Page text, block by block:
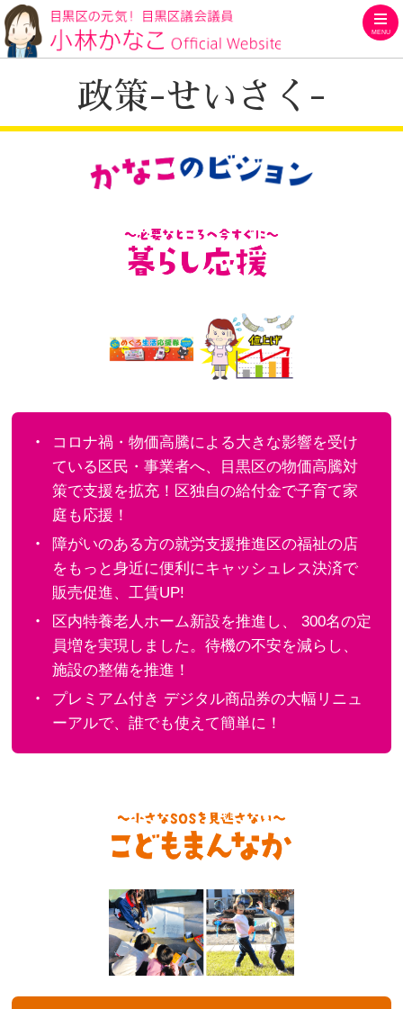
MENU
政策-せいさく-
コロナ禍・物価高騰による大きな影響を受け
ている区民・事業者へ、目黒区の物価高騰対
策で支援を拡充！区独自の給付金で子育て家
庭も応援！
障がいのある方の就労支援推進区の福祉の店
をもっと身近に便利にキャッシュレス決済で
販売促進、工賃UP!
区内特養老人ホーム新設を推進し、 300名の定
員増を実現しました。待機の不安を減らし、
施設の整備を推進！
プレミアム付き デジタル商品券の大幅リニュ
ーアルで、誰でも使えて簡単に！